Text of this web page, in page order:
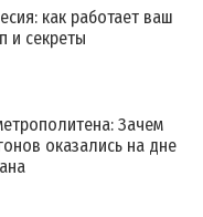
как работает ваш
и секреты
Зачем
оказались на дне